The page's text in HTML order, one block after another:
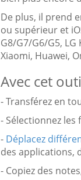
De plus, il prend
ou supérieur et
G8/G7/G6/G5,
Xiaomi, Huawei,
Avec cet
- Transférez en
- Sélectionnez
- Déplacez
des applications,
- Copiez des